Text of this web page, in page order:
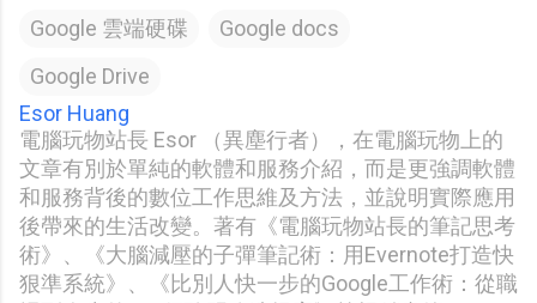
Google 雲端硬碟
Google docs
Google Drive
Esor Huang
電腦玩物站長 Esor （異塵行者），在電腦玩物上的
文章有別於單純的軟體和服務介紹，而是更強調軟體
和服務背後的數位工作思維及方法，並說明實際應用
後帶來的生活改變。著有《電腦玩物站長的筆記思考
術》、《大腦減壓的子彈筆記術：用Evernote打造快
狠準系統》、《比別人快一步的Google工作術：從職